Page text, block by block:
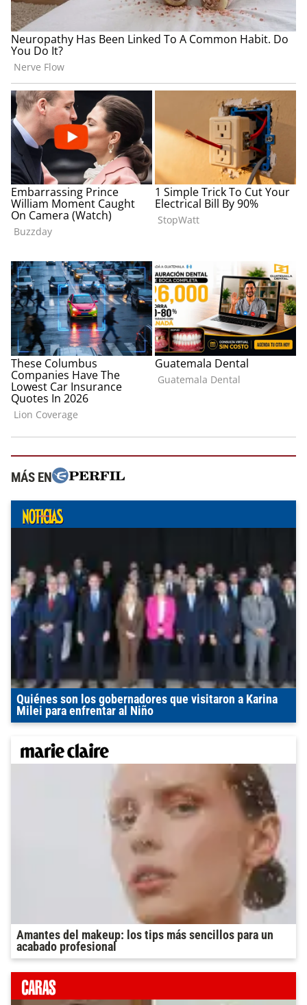
MÁS EN
Quiénes son los gobernadores que visitaron a Karina
Milei para enfrentar al Niño
Amantes del makeup: los tips más sencillos para un
acabado profesional